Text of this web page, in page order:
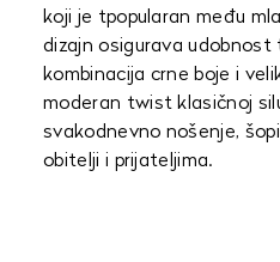
koji je tpopularan među
dizajn osigurava udobnost
kombinacija crne boje i
moderan twist klasičnoj
svakodnevno nošenje,
obitelji i prijateljima.